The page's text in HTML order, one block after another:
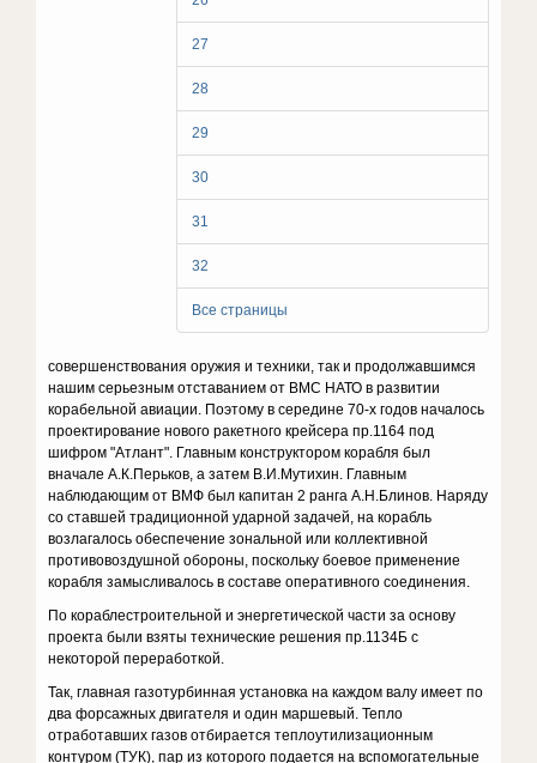
27
28
29
30
31
32
Все страницы
совершенствования оружия и техники, так и продолжавшимся
нашим серьезным отставанием от ВМС НАТО в развитии
корабельной авиации. Поэтому в середине 70-х годов началось
проектирование нового ракетного крейсера пр.1164 под
шифром "Атлант". Главным конструктором корабля был
вначале А.К.Перьков, а затем В.И.Мутихин. Главным
наблюдающим от ВМФ был капитан 2 ранга А.Н.Блинов. Наряду
со ставшей традиционной ударной задачей, на корабль
возлагалось обеспечение зональной или коллективной
противовоздушной обороны, поскольку боевое применение
корабля замысливалось в составе оперативного соединения.
По кораблестроительной и энергетической части за основу
проекта были взяты технические решения пр.1134Б с
некоторой переработкой.
Так, главная газотурбинная установка на каждом валу имеет по
два форсажных двигателя и один маршевый. Тепло
отработавших газов отбирается теплоутилизационным
контуром (ТУК), пар из которого подается на вспомогательные